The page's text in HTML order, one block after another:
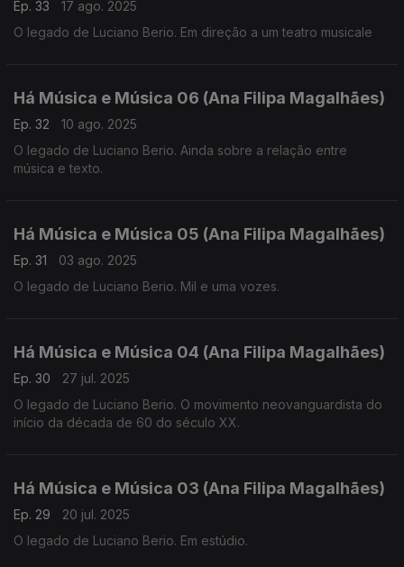
Ep. 33
17 ago. 2025
O legado de Luciano Berio. Em direção a um teatro musicale
Há Música e Música 06 (Ana Filipa Magalhães)
Ep. 32
10 ago. 2025
O legado de Luciano Berio. Ainda sobre a relação entre
música e texto.
Há Música e Música 05 (Ana Filipa Magalhães)
Ep. 31
03 ago. 2025
O legado de Luciano Berio. Mil e uma vozes.
Há Música e Música 04 (Ana Filipa Magalhães)
Ep. 30
27 jul. 2025
O legado de Luciano Berio. O movimento neovanguardista do
início da década de 60 do século XX.
Há Música e Música 03 (Ana Filipa Magalhães)
Ep. 29
20 jul. 2025
O legado de Luciano Berio. Em estúdio.